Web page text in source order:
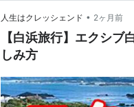
人生はクレッシェンド • 2ヶ月前
【白浜旅行】エクシ
しみ方